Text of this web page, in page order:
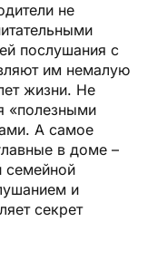
не
послушания с
им немалую
жизни. Не
«полезными
А самое
в доме –
семейной
и
секрет